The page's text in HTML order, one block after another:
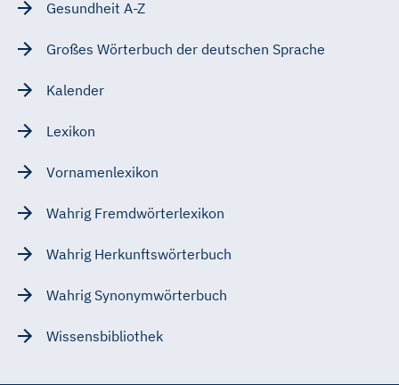
Gesundheit A-Z
Großes Wörterbuch der deutschen Sprache
Kalender
Lexikon
Vornamenlexikon
Wahrig Fremdwörterlexikon
Wahrig Herkunftswörterbuch
Wahrig Synonymwörterbuch
Wissensbibliothek